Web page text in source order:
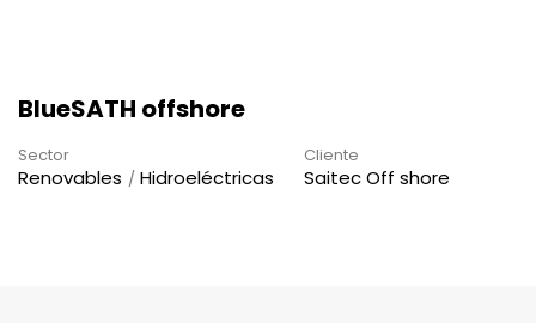
BlueSATH offshore
Sector
Renovables Hidroeléctricas
Cliente
Saitec Off shore